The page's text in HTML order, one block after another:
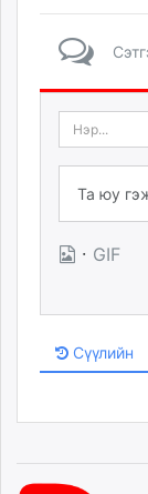
· GIF
Сүүлийн